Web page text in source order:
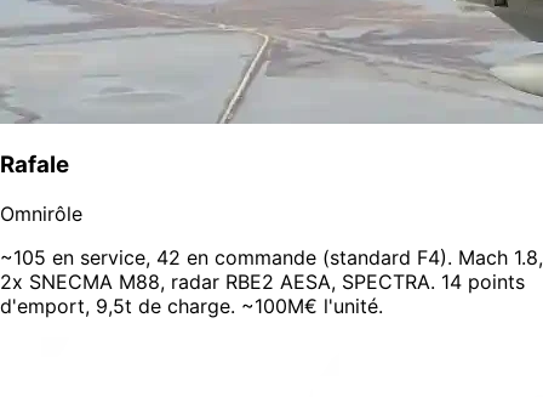
Rafale
Omnirôle
~105 en service, 42 en commande (standard F4). Mach 1.8,
2x SNECMA M88, radar RBE2 AESA, SPECTRA. 14 points
d'emport, 9,5t de charge. ~100M€ l'unité.